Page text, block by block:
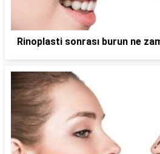
Rinoplasti sonrası burun ne